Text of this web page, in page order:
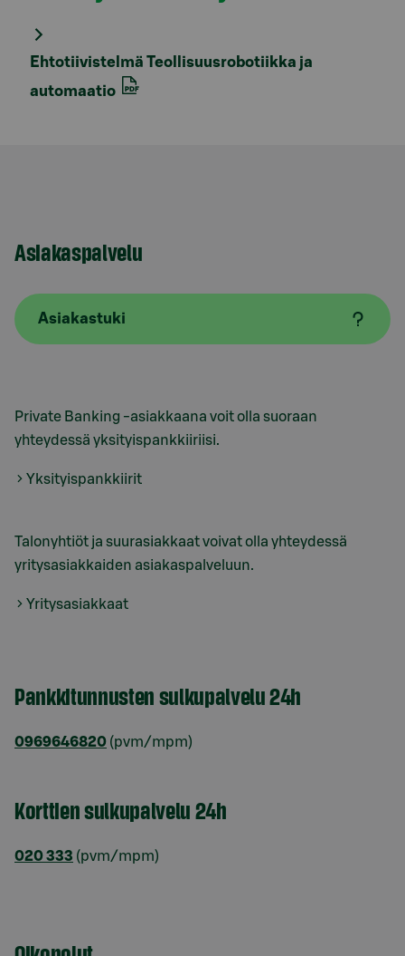
Ehtotiivistelmä Teollisuusrobotiikka ja
automaatio
Asiakaspalvelu
Asiakastuki
Private Banking -asiakkaana voit olla suoraan
yhteydessä yksityispankkiiriisi.
Yksityispankkiirit
Talonyhtiöt ja suurasiakkaat voivat olla yhteydessä
yritysasiakkaiden asiakaspalveluun.
Yritysasiakkaat
Pankkitunnusten sulkupalvelu 24h
0969646820 (pvm/mpm)
Korttien sulkupalvelu 24h
020 333 (pvm/mpm)